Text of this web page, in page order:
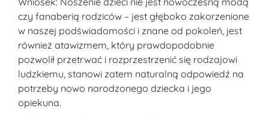
czy fanaberią rodziców – jest głęboko zakorzenione
w naszej podświadomości i znane od pokoleń, jest
również atawizmem, który prawdopodobnie
pozwolił przetrwać i rozprzestrzenić się rodzajowi
ludzkiemu, stanowi zatem naturalną odpowiedź na
potrzeby nowo narodzonego dziecka i jego
opiekuna.